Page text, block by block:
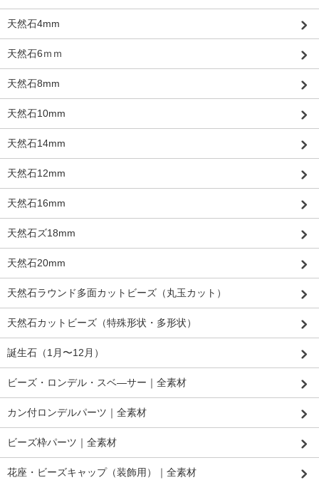
天然石4mm
天然石6ｍｍ
天然石8mm
天然石10mm
天然石14mm
天然石12mm
天然石16mm
天然石ズ18mm
天然石20mm
天然石ラウンド多面カットビーズ（丸玉カット）
天然石カットビーズ（特殊形状・多形状）
誕生石（1月〜12月）
ビーズ・ロンデル・スベ―サー｜全素材
カン付ロンデルパーツ｜全素材
ビーズ枠パーツ｜全素材
花座・ビーズキャップ（装飾用）｜全素材